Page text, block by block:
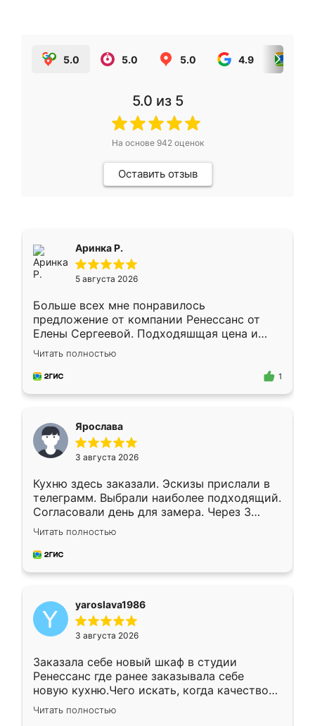
5.0 5.0 5.0 4.9
5.0 из 5
На основе 942оценок
Оставить отзыв
Аринка Р.
5 августа 2026
Больше всех мне понравилось
предложение от компании Ренессанс от
Елены Сергеевой. Подходяшщая цена и
короткие сроки изготовления. Приехавший
для замера сотрудник Владислав
предложил по моему эскизу самый
Читать полностью
1
Ярослава
3 августа 2026
Кухню здесь заказали. Эскизы прислали в
телеграмм. Выбрали наиболее подходящий.
Согласовали день для замера. Через 3
недели кухня была уже готова. Остались
довольны работой. Спасибо Ренессанс
мебель за качественную работу!
Читать полностью
yaroslava1986
3 августа 2026
Заказала себе новый шкаф в студии
Ренессанс где ранее заказывала себе
новую кухню.Чего искать, когда качеством
вполне довольна. Служит кухня уже почти
два года, нареканий нет.
Читать полностью